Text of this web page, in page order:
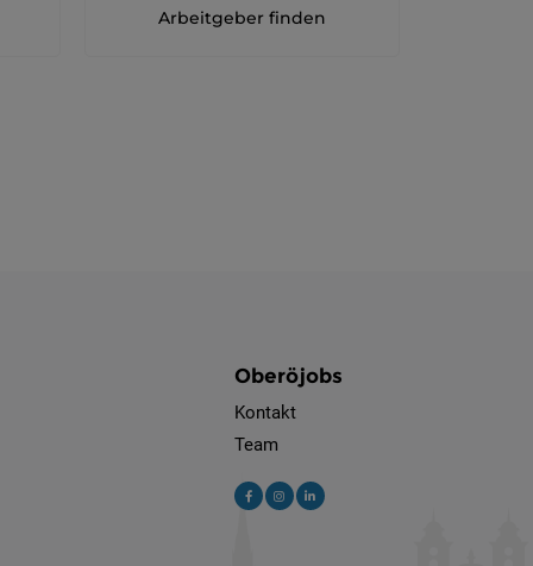
Arbeitgeber finden
Oberöjobs
Kontakt
Team